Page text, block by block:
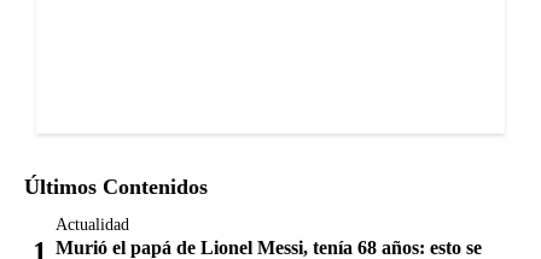
Últimos Contenidos
Actualidad
Murió el papá de Lionel Messi, tenía 68 años: esto se